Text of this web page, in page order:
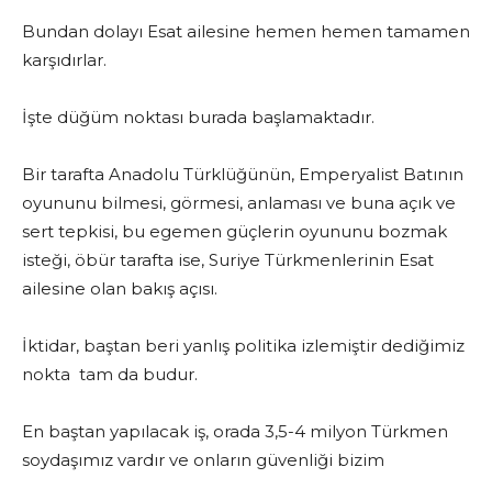
Bundan dolayı Esat ailesine hemen hemen tamamen
karşıdırlar.
İşte düğüm noktası burada başlamaktadır.
Bir tarafta Anadolu Türklüğünün, Emperyalist Batının
oyununu bilmesi, görmesi, anlaması ve buna açık ve
sert tepkisi, bu egemen güçlerin oyununu bozmak
isteği, öbür tarafta ise, Suriye Türkmenlerinin Esat
ailesine olan bakış açısı.
İktidar, baştan beri yanlış politika izlemiştir dediğimiz
nokta tam da budur.
En baştan yapılacak iş, orada 3,5-4 milyon Türkmen
soydaşımız vardır ve onların güvenliği bizim